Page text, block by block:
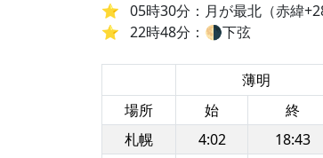
05時30分：月が最北（赤緯
22時48分：🌗下弦
薄明
場所
始 終
札幌
4:02 18:43